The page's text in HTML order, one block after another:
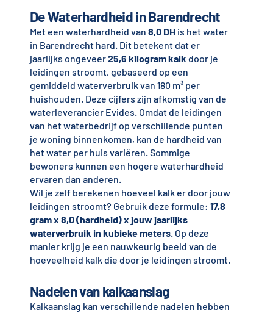
De Waterhardheid in Barendrecht
Met een waterhardheid van 8,0 DHis het water
in Barendrecht hard. Dit betekent dat er
jaarlijks ongeveer25,6 kilogram kalk door je
leidingen stroomt, gebaseerd op een
gemiddeld waterverbruik van 180 m³ per
huishouden. Deze cijfers zijn afkomstig van de
waterleverancier Evides. Omdat de leidingen
van het waterbedrijf op verschillende punten
je woning binnenkomen, kan de hardheid van
het water per huis variëren. Sommige
bewoners kunnen een hogere waterhardheid
ervaren dan anderen.
Wil je zelf berekenen hoeveel kalk er door jouw
leidingen stroomt? Gebruik deze formule: 17,8
gram x 8,0 (hardheid) x jouw jaarlijks
waterverbruik in kubieke meters. Op deze
manier krijg je een nauwkeurig beeld van de
hoeveelheid kalk die door je leidingen stroomt.
Nadelen van kalkaanslag
Kalkaanslag kan verschillende nadelen hebben